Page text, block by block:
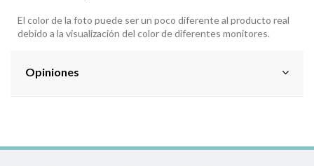
El color de la foto puede ser un poco diferente al producto real
debido a la visualización del color de diferentes monitores.
Opiniones